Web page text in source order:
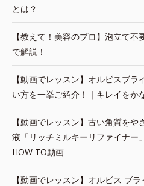
とは？
【教えて！美容のプロ】泡立て
で解説！
【動画でレッスン】オルビスブ
い方を一挙ご紹介！｜キレイをか
【動画でレッスン】古い角質を
液「リッチミルキーリファイナー
HOW TO動画
【動画でレッスン】オルビス ブ